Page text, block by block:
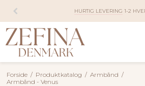
HURTIG LEVERING 1-2
Forside / Produktkatalog / Armbånd /
Armbånd - Venus